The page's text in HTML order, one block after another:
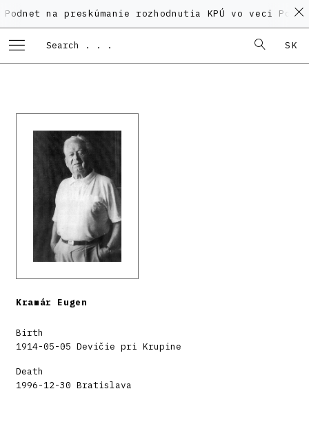
preskúmanie rozhodnutia KPÚ vo veci
SK
Kramár Eugen
Birth
1914-05-05 Devičie pri Krupine
Death
1996-12-30 Bratislava